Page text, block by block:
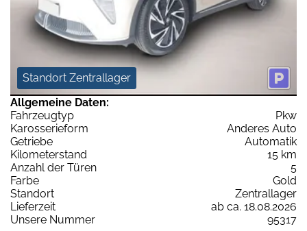
Standort Zentrallager
Allgemeine Daten:
Fahrzeugtyp
Pkw
Karosserieform
Anderes Auto
Getriebe
Automatik
Kilometerstand
15 km
Anzahl der Türen
5
Farbe
Gold
Standort
Zentrallager
Lieferzeit
ab ca. 18.08.2026
Unsere Nummer
95317